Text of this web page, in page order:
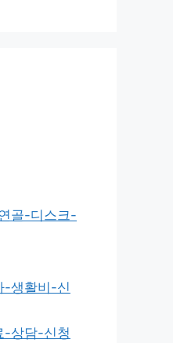
골-디스크-
-생활비-신
-상담-신청